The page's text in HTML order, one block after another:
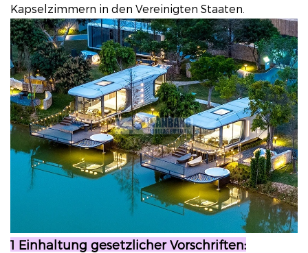
Kapselzimmern in den Vereinigten Staaten.
1 Einhaltung gesetzlicher Vorschriften: